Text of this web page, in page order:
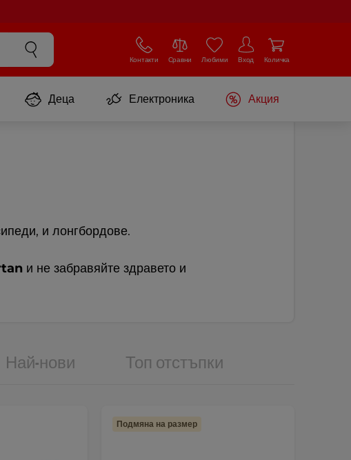
Контакти Сравни Любими Вход Количка
Деца Електроника Акция
и лонгбордове.
и не забравяйте здравето и
Най-нови Топ отстъпки
Подмяна на размер